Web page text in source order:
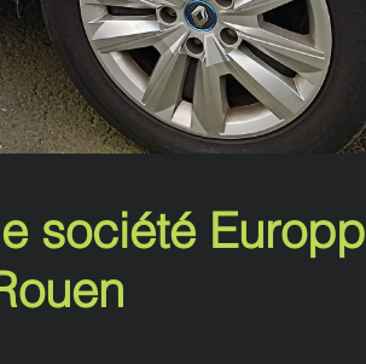
société Europp